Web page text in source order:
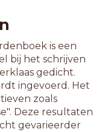
is een
bij het schrijven
gedicht.
ingevoerd. Het
zoals
Deze resultaten
gevarieerder